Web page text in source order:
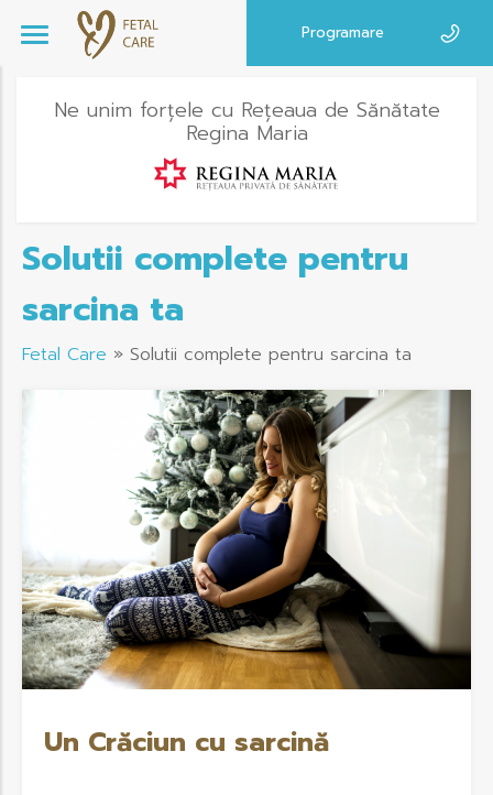
Programare
Ne unim forțele cu Rețeaua de Sănătate
Regina Maria
Solutii complete pentru
sarcina ta
Fetal Care » Solutii complete pentru sarcina ta
Un Crăciun cu sarcină